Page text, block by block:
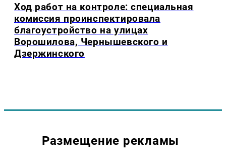
Ход работ на контроле: специальная
комиссия проинспектировала
благоустройство на улицах
Ворошилова, Чернышевского и
Дзержинского
Размещение рекламы